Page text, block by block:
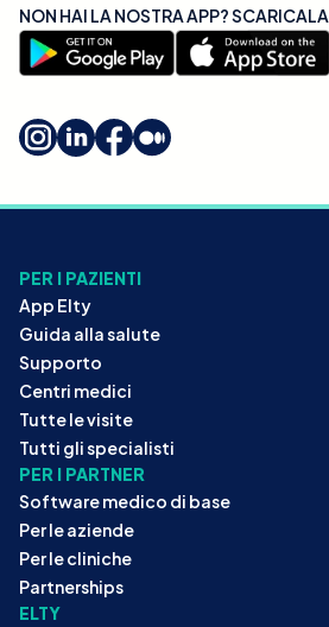
NON HAI LA NOSTRA APP? SCARICALA
PER I PAZIENTI
App Elty
Guida alla salute
Supporto
Centri medici
Tutte le visite
Tutti gli specialisti
PER I PARTNER
Software medico di base
Per le aziende
Per le cliniche
Partnerships
ELTY